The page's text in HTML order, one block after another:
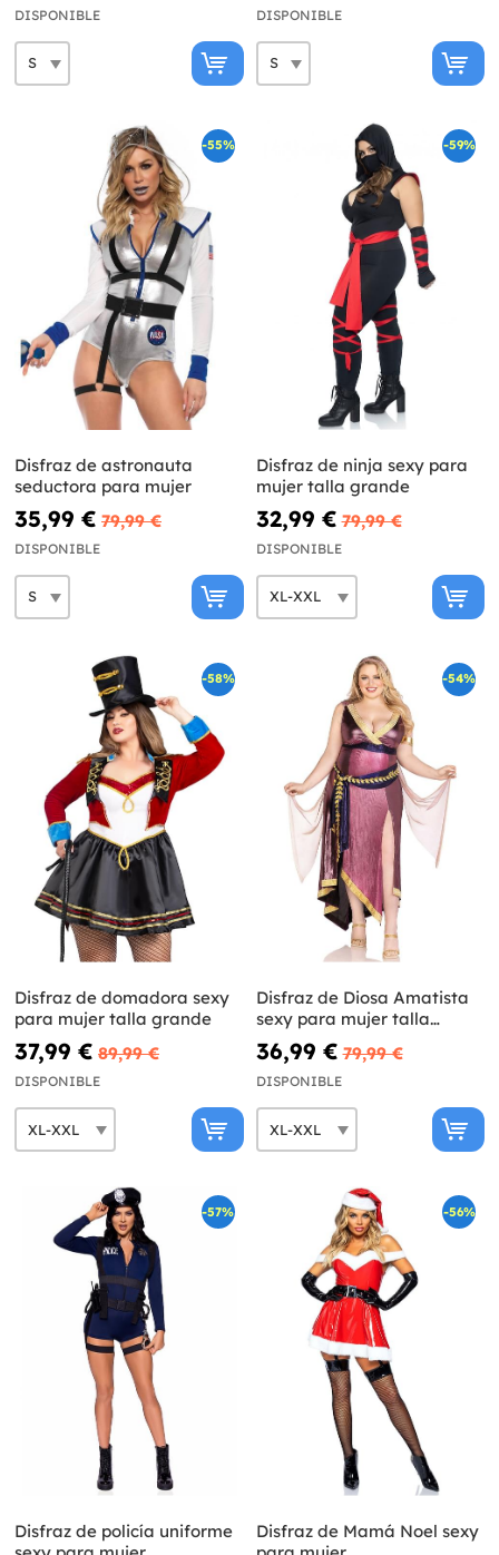
DISPONIBLE DISPONIBLE
-55%
Disfraz de astronauta
seductora para mujer
35,99 € 79,99 €
DISPONIBLE
-59%
Disfraz de ninja sexy para
mujer talla grande
32,99 € 79,99 €
DISPONIBLE
-58%
Disfraz de domadora sexy
para mujer talla grande
37,99 € 89,99 €
DISPONIBLE
-54%
Disfraz de Diosa Amatista
sexy para mujer talla
grande
36,99 € 79,99 €
DISPONIBLE
-57%
Disfraz de policía uniforme
-56%
Disfraz de Mamá Noel sexy